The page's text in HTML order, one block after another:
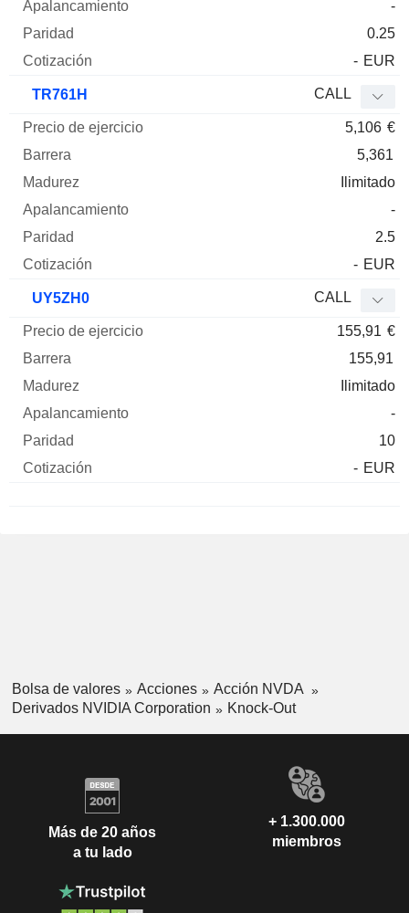
-
0.25
- EUR
TR761H CALL
5,106 €
5,361
Ilimitado
-
2.5
- EUR
UY5ZH0 CALL
155,91 €
155,91
Ilimitado
-
10
- EUR
Bolsa de valores Acciones
Acción NVDA
Derivados NVIDIA Corporation
Knock-Out
Más de 20 años
a tu lado
+ 1.300.000
miembros